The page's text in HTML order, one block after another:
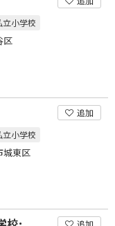
立小学校
区
追加
立小学校
城東区